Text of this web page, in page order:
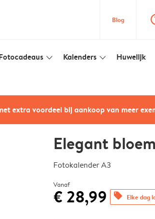
Blog
slim_arrow_down Kalenders slim_arrow_down Huwelijk
extra voordeel bij aankoop van meer
Elegant
Fotokalender A3
Vanaf
€ 28,99 offers Elke dag